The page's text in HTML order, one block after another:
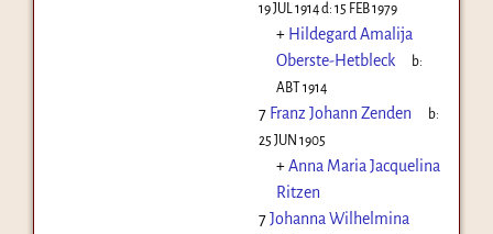
19 JUL 1914d: 15 FEB 1979
+ Hildegard Amalija
Oberste-Hetbleck
b:
ABT 1914
7 Franz Johann Zenden
b:
25 JUN 1905
+Anna Maria Jacquelina
Ritzen
7Johanna Wilhelmina